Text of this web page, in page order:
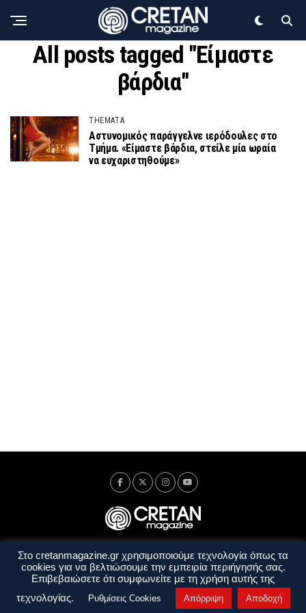
All posts tagged "Είμαστε
βάρδια"
THEMATA
Αστυνομικός παράγγελνε ιερόδουλες στο
Τμήμα. «Είμαστε βάρδια, στείλε μία ωραία
να ευχαριστηθούμε»
Ταυτότητα Πολιτική Απορρήτου
Όροι Χρήσης
Όροι και Προϋποθέσεις
Στο cretanmagazine.gr χρησιμοποιούμε τεχνολογία όπως τα
cookies για να βελτιώσουμε την εμπειρία περιήγησής σας.
Επιβεβαιώσετε ότι συμφωνείτε με τη χρήση αυτής της
τεχνολογίας.
Ρυθμίσεις Cookies Απόρριψη Αποδοχή